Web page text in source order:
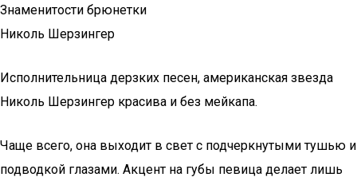
Знаменитости брюнетки
Николь Шерзингер
Исполнительница дерзких песен, американская звезда
Николь Шерзингер красива и без мейкапа.
Чаще всего, она выходит в свет с подчеркнутыми тушью и
подводкой глазами. Акцент на губы певица делает лишь